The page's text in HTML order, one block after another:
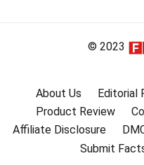
© 2023
About Us Editorial
Product Review
Affiliate Disclosure
Submit